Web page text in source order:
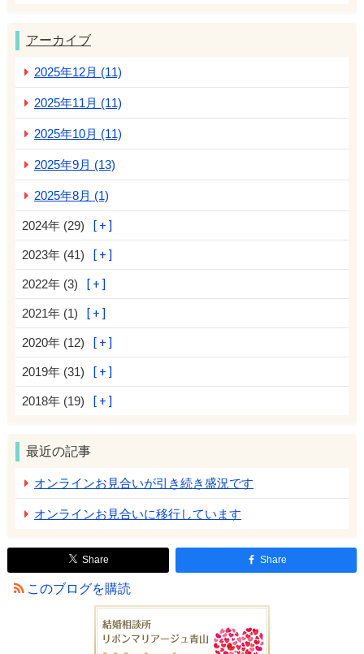
アーカイブ
2025年12月 (11)
2025年11月 (11)
2025年10月 (11)
2025年9月 (13)
2025年8月 (1)
2024年 (29)
2023年 (41)
2022年 (3)
2021年 (1)
2020年 (12)
2019年 (31)
2018年 (19)
最近の記事
オンラインお見合いが引き続き盛況です
オンラインお見合いに移行しています
Share Share
このブログを購読